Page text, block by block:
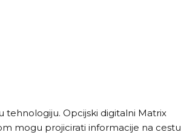
tehnologiju. Opcijski digitalni Matrix
mogu projicirati informacije na cestu